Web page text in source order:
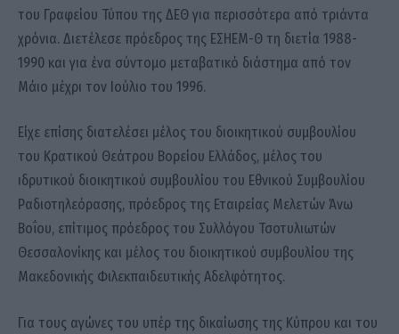
του Γραφείου Τύπου της ΔΕΘ για περισσότερα από τριάντα
χρόνια. Διετέλεσε πρόεδρος της ΕΣΗΕΜ-Θ τη διετία 1988-
1990 και για ένα σύντομο μεταβατικό διάστημα από τον
Μάιο μέχρι τον Ιούλιο του 1996.
Είχε επίσης διατελέσει μέλος του διοικητικού συμβουλίου
του Κρατικού Θεάτρου Βορείου Ελλάδος, μέλος του
ιδρυτικού διοικητικού συμβουλίου του Εθνικού Συμβουλίου
Ραδιοτηλεόρασης, πρόεδρος της Εταιρείας Μελετών Άνω
Βοΐου, επίτιμος πρόεδρος του Συλλόγου Τσοτυλιωτών
Θεσσαλονίκης και μέλος του διοικητικού συμβουλίου της
Μακεδονικής Φιλεκπαιδευτικής Αδελφότητος.
Για τους αγώνες του υπέρ της δικαίωσης της Κύπρου και του